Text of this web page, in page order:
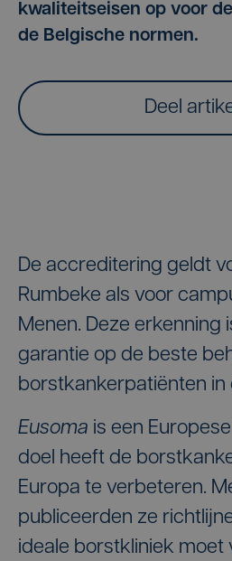
kwaliteitseisen op voor
de Belgische normen.
Deel
De accreditering geldt
Rumbeke als voor
Menen. Deze erkenning
garantie op de beste
borstkankerpatiënten in
Eusoma is een
doel heeft de
Europa te verbeteren.
publiceerden ze
ideale borstkliniek moet